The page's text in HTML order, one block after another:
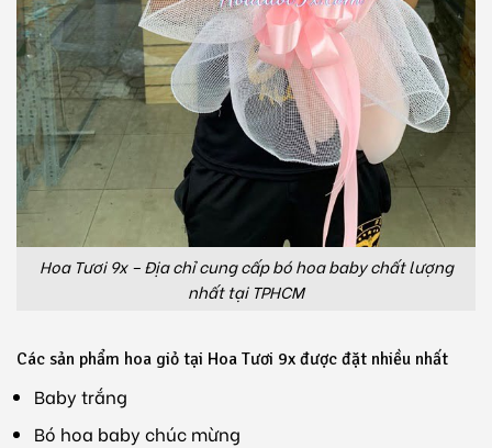
Hoa Tươi 9x – Địa chỉ cung cấp bó hoa baby chất lượng
nhất tại TPHCM
Các sản phẩm hoa giỏ tại Hoa Tươi 9x được đặt nhiều nhất
Baby trắng
Bó hoa baby chúc mừng